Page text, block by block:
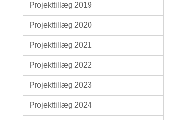
Projekttillæg 2019
Projekttillæg 2020
Projekttillæg 2021
Projekttillæg 2022
Projekttillæg 2023
Projekttillæg 2024